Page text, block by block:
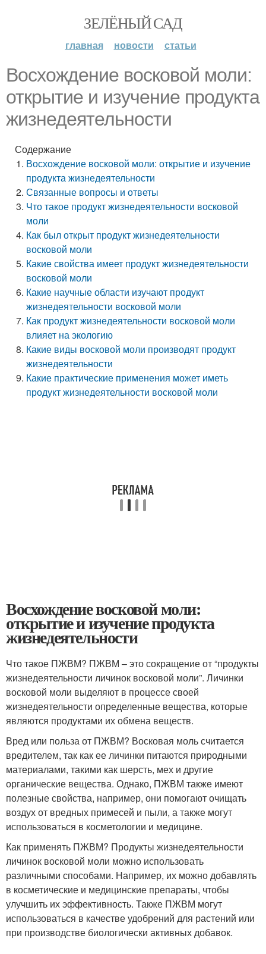
ЗЕЛЁНЫЙ САД
главная новости статьи
Восхождение восковой моли:
открытие и изучение продукта
жизнедеятельности
Содержание
Восхождение восковой моли: открытие и изучение
продукта жизнедеятельности
Связанные вопросы и ответы
Что такое продукт жизнедеятельности восковой
моли
Как был открыт продукт жизнедеятельности
восковой моли
Какие свойства имеет продукт жизнедеятельности
восковой моли
Какие научные области изучают продукт
жизнедеятельности восковой моли
Как продукт жизнедеятельности восковой моли
влияет на экологию
Какие виды восковой моли производят продукт
жизнедеятельности
Какие практические применения может иметь
продукт жизнедеятельности восковой моли
Восхождение восковой моли:
открытие и изучение продукта
жизнедеятельности
Что такое ПЖВМ? ПЖВМ – это сокращение от “продукты
жизнедеятельности личинок восковой моли”. Личинки
восковой моли выделяют в процессе своей
жизнедеятельности определенные вещества, которые
являются продуктами их обмена веществ.
Вред или польза от ПЖВМ? Восковая моль считается
вредителем, так как ее личинки питаются природными
материалами, такими как шерсть, мех и другие
органические вещества. Однако, ПЖВМ также имеют
полезные свойства, например, они помогают очищать
воздух от вредных примесей и пыли, а также могут
использоваться в косметологии и медицине.
Как применять ПЖВМ? Продукты жизнедеятельности
личинок восковой моли можно использовать
различными способами. Например, их можно добавлять
в косметические и медицинские препараты, чтобы
улучшить их эффективность. Также ПЖВМ могут
использоваться в качестве удобрений для растений или
при производстве биологически активных добавок.